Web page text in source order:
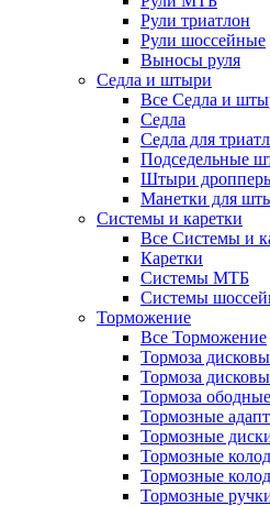
Рули триатлон
Рули шоссейные
Выносы руля
Седла и штыри
Все Седла и
Седла
Седла для
Подседельные
Штыри
Манетки для
Системы и каретки
Все Системы и
Каретки
Системы МТБ
Системы
Торможение
Все Торможение
Тормоза
Тормоза
Тормоза ободные
Тормозные
Тормозные
Тормозные
Тормозные
Тормозные